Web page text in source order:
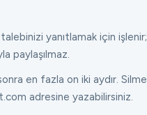
yanıtlamak için işlenir;
paylaşılmaz.
en fazla on iki aydır. Silme
adresine yazabilirsiniz.